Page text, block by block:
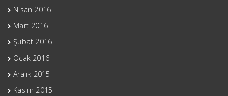
Nisan 2016
Mart 2016
Şubat 2016
Ocak 2016
Aralık 2015
Kasım 2015